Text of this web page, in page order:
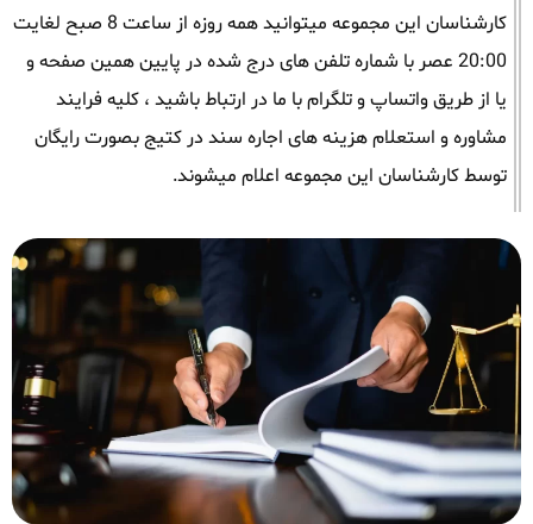
کارشناسان این مجموعه میتوانید همه روزه از ساعت 8 صبح لغایت
20:00 عصر با شماره تلفن های درج شده در پایین همین صفحه و
یا از طریق واتساپ و تلگرام با ما در ارتباط باشید ، کلیه فرایند
مشاوره و استعلام هزینه های اجاره سند در کتیج بصورت رایگان
توسط کارشناسان این مجموعه اعلام میشوند.